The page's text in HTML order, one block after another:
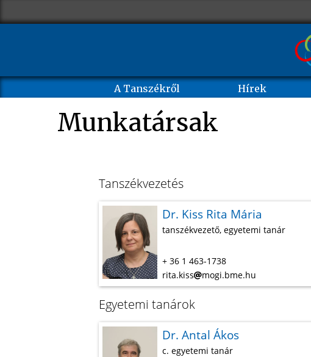
A Tanszékről Hírek
Munkatársak
Tanszékvezetés
Dr. Kiss Rita Mária
tanszékvezető, egyetemi tanár
+ 36 1 463-1738
rita.kiss
mogi.bme.hu
Egyetemi tanárok
Dr. Antal Ákos
c. egyetemi tanár